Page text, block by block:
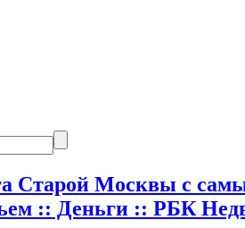
Старой Москвы с
:: Деньги :: РБК